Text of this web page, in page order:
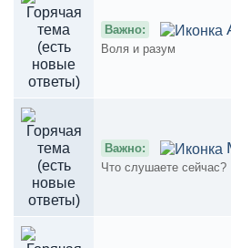
Важно:
Воля и разум
Важно:
Что слушаете сейчас?